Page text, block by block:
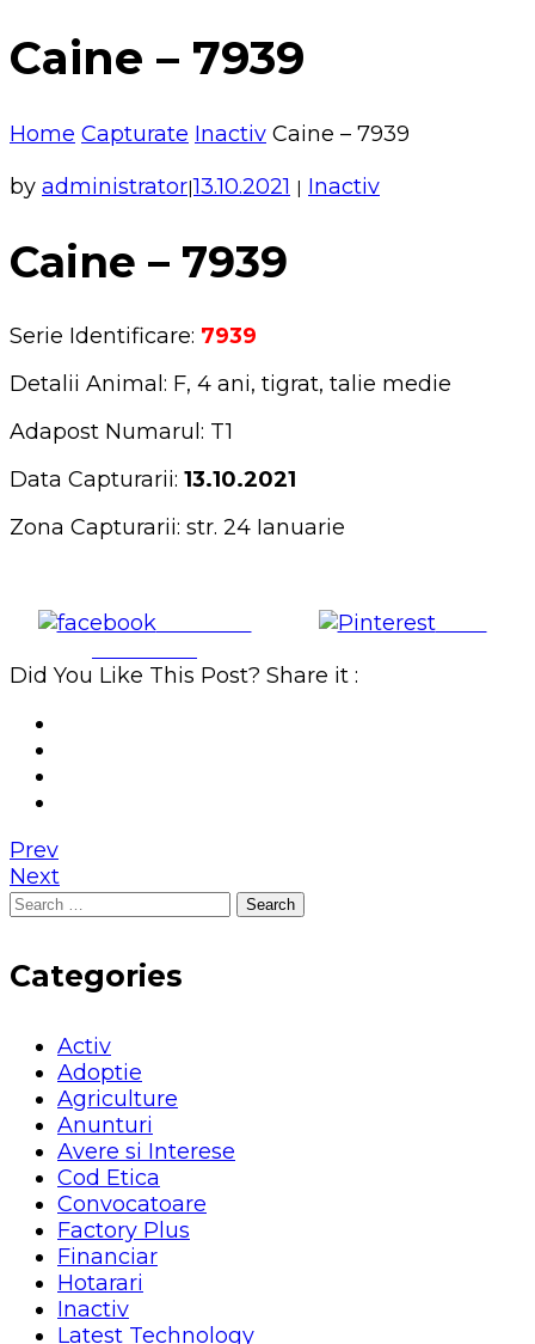
Caine – 7939
Home Capturate Inactiv Caine – 7939
by administrator|13.10.2021 | Inactiv
Caine – 7939
Serie Identificare: 7939
Detalii Animal: F, 4 ani, tigrat, talie medie
Adapost Numarul: T1
Data Capturarii: 13.10.2021
Zona Capturarii: str. 24 Ianuarie
Share on
Save
Did You Like This Post? Share it :
Prev
Next
Search
Categories
Activ
Adoptie
Agriculture
Anunturi
Avere si Interese
Cod Etica
Convocatoare
Factory Plus
Financiar
Hotarari
Inactiv
Latest Technology